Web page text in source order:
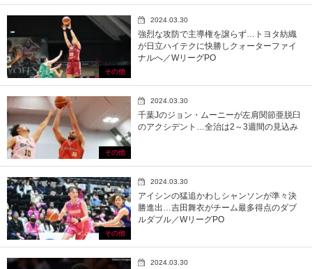
その他
2024.03.30
強烈な攻防で主導権を譲らず…トヨタ紡織
が日立ハイテクに快勝しクォーターファイ
ナルへ／WリーグPO
その他
2024.03.30
千葉Jのジョン・ムーニーが左肩関節亜脱臼
のアクシデント…全治は2～3週間の見込み
その他
2024.03.30
アイシンの猛追かわしシャンソンが準々決
勝進出…吉田舞衣がチーム最多得点のダブ
ルダブル／WリーグPO
2024.03.30